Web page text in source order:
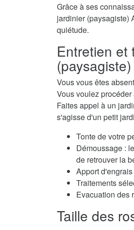
Grâce à ses
jardinier (paysagiste)
quiétude.
Entretien et
Vous vous êtes
Vous voulez
Faites appel à un
s'agisse d'un petit
Tonte de votre
Démoussage :
de retrouver la
Apport
Traitements
Evacuation des
Taille des